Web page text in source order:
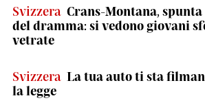
Svizzera Crans-Montana,
del dramma: si vedono giovani
vetrate
Svizzera La tua auto ti sta
la legge